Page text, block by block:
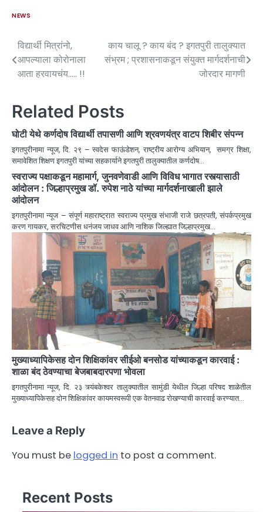
NEWS
विद्यार्थी मित्रांनो,
आपल्याला कोरोनाला
आता हरवायचंय….. !!
काय चालू ? काय बंद ? इगतपुरी तालुक्यात
संभ्रम ; प्रशासनाकडून संयुक्त मार्गदर्शनाची
जोरदार मागणी
Related Posts
घोटी येथे कर्णदोष विद्यार्थी तपासणी आणि श्रवणयंत्र वाटप शिबीर संपन्न
इगतपुरीनामा न्यूज, दि. २९ – स्वदेस फाऊंडेशन, राष्ट्रीय आरोग्य अभियान, समग्र शिक्षा,
समावेशित शिक्षण इगतपुरी यांच्या सहकार्याने इगतपुरी तालुक्यातील कर्णदोष…
स्वराज्य पक्षाकडून महामार्ग, जुनवणेवाडी आणि विविध भागात रस्त्यासाठी
आंदोलन : जिल्हाप्रमुख डॉ. रुपेश नाठे यांच्या मार्गदर्शनाखाली झाले
आंदोलन
इगतपुरीनामा न्यूज – संपूर्ण महाराष्ट्रात स्वराज्य प्रमुख संभाजी राजे छत्रपती, संपर्कप्रमुख
करण गायकर, सरचिटणीस धनंजय जाधव आणि नाशिक जिल्ह्यात जिल्हाप्रमुख…
मुख्याध्यापिकेसह दोन शिक्षिकांवर सीईओ बनसोड यांच्याकडून कारवाई :
शाळा बंद ठेवण्याचा बेजबाबदारपणा भोवला
इगतपुरीनामा न्यूज, दि. २३ त्र्यंबकेश्वर तालुक्यातील सामुंडी येथील जिल्हा परिषद शाळेतील
मुख्याध्यापिकेसह दोन शिक्षिकांवर कायमस्वरूपी एक वेतनवाढ रोखण्याची कारवाई करण्यात…
Leave a Reply
You must be logged in to post a comment.
Recent Posts